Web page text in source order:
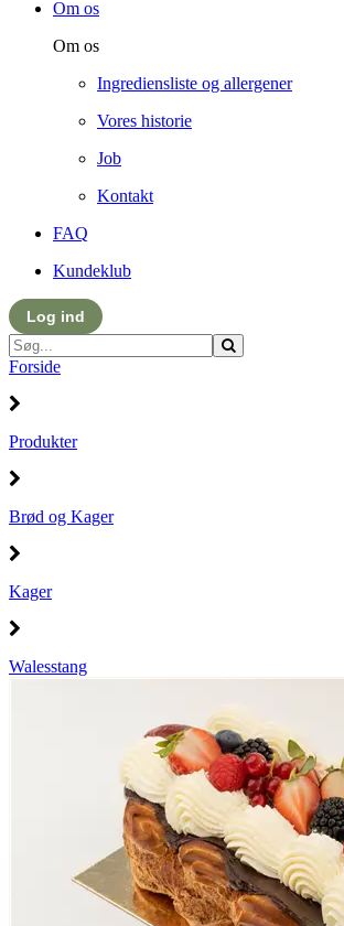
Om os
Om os
Ingrediensliste og allergener
Vores historie
Job
Kontakt
FAQ
Kundeklub
Log ind
Forside
Produkter
Brød og Kager
Kager
Walesstang